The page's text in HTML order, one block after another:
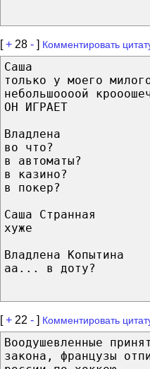
[+ 28 - ] Комментировать
Саша
только у моего
небольшоооой
ОН ИГРАЕТ
Владлена
во что?
в автоматы?
в казино?
в покер?
Саша Странная
хуже
Владлена Копытина
аа... в доту?
[+ 22 - ] Комментировать
Воодушевленные
закона, французы